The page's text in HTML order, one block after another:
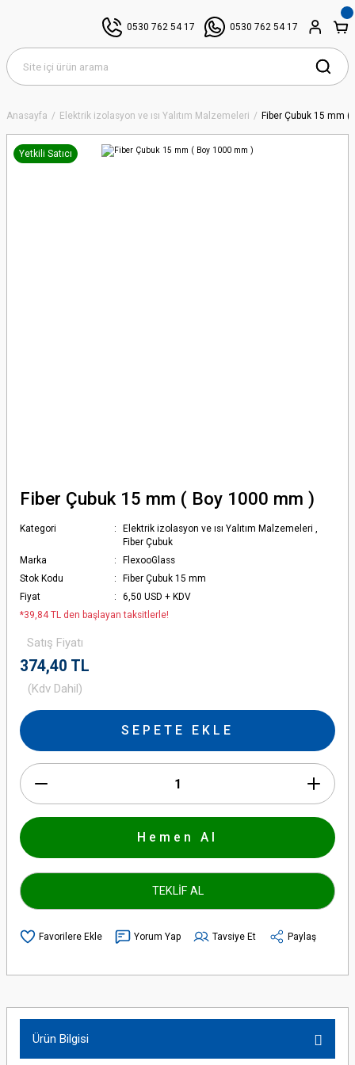
0530 762 54 17 0530 762 54 17
Anasayfa Elektrik izolasyon ve ısı Yalıtım Malzemeleri Fiber Çubuk 15 mm
Yetkili Satıcı
Fiber Çubuk 15 mm ( Boy 1000 mm )
Kategori Elektrik izolasyon ve ısı Yalıtım Malzemeleri ,
Fiber Çubuk
Marka
FlexooGlass
Stok Kodu
Fiber Çubuk 15 mm
Fiyat
6,50 USD + KDV
*39,84 TL den başlayan taksitlerle!
Satış Fiyatı
374,40 TL
(Kdv Dahil)
SEPETE EKLE
Hemen Al
TEKLİF AL
Yorum Yap Tavsiye Et Paylaş
Ürün Bilgisi